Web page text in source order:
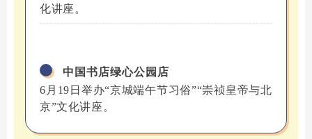
化讲座。
中国书店绿心公园店
6月19日举办“京城端午节习俗”“崇祯皇帝与北
京”文化讲座。